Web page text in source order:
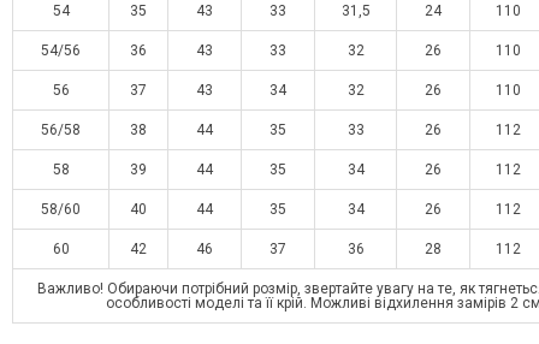
54 35 43 33 31,5 24 110
54/56 36 43 33 32 26 110
56 37 43 34 32 26 110
56/58 38 44 35 33 26 112
58 39 44 35 34 26 112
58/60 40 44 35 34 26 112
60 42 46 37 36 28 112
Важливо! Обираючи потрібний розмір, звертайте увагу на те, як
особливості моделі та її крій. Можливі відхилення замірів 2